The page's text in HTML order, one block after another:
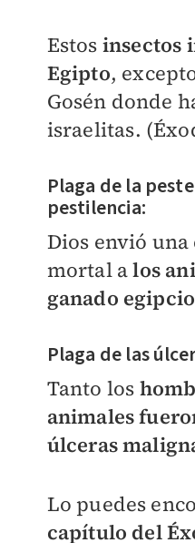
Estos insectos
Egipto,
Gosén donde
israelitas.
Plaga de la
pestilencia:
Dios envió
mortal alos
ganado
Plaga de las
Tanto los
animales
úlceras
Lo puedes
capítulo del